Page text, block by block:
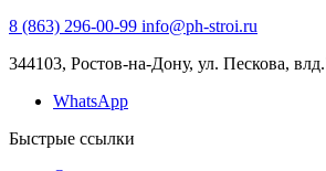
8 (863) 296-00-99 info@ph-stroi.ru
344103, Ростов-на-Дону, ул. Пескова,
WhatsApp
Быстрые ссылки